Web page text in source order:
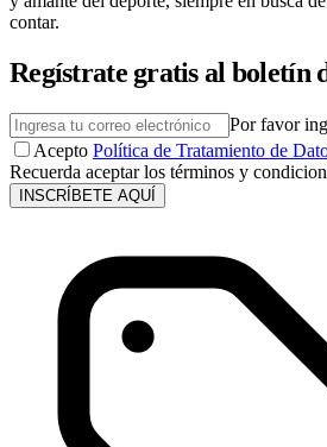
contar.
Regístrate gratis al boletín
Por favor
Acepto Política de Tratamiento de
Recuerda aceptar los términos y
INSCRÍBETE AQUÍ